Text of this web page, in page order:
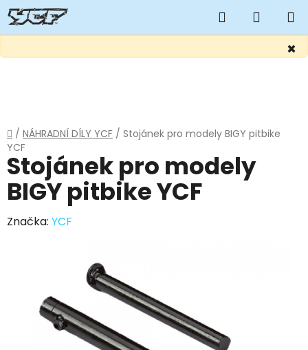
×
Hledat
KOŠÍK
Domů
/ NÁHRADNÍ DÍLY YCF / Stojánek pro modely BIGY pitbike
YCF
Stojánek pro modely
BIGY pitbike YCF
Značka: YCF